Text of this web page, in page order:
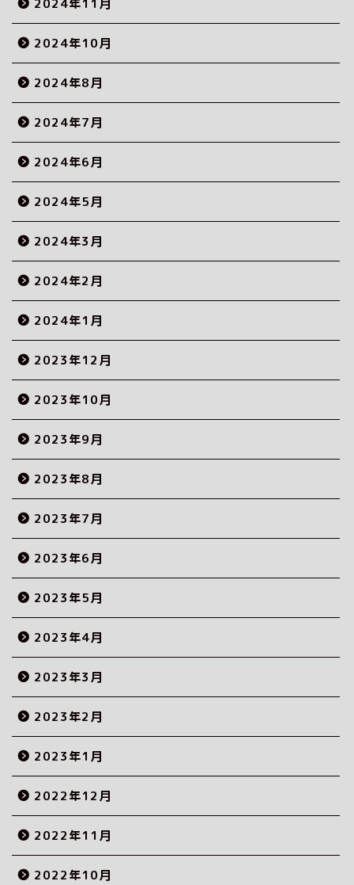
2024年11月
2024年10月
2024年8月
2024年7月
2024年6月
2024年5月
2024年3月
2024年2月
2024年1月
2023年12月
2023年10月
2023年9月
2023年8月
2023年7月
2023年6月
2023年5月
2023年4月
2023年3月
2023年2月
2023年1月
2022年12月
2022年11月
2022年10月